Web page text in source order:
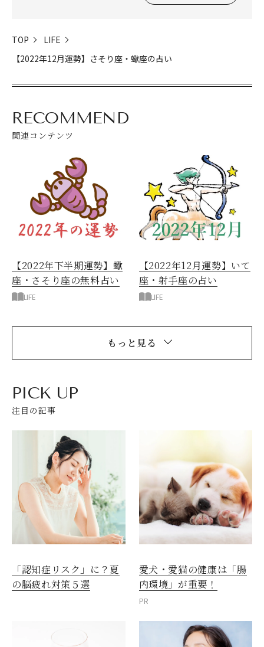
TOP
LIFE
【2022年12月運勢】さそり座・蠍座の占い
RECOMMEND
関連コンテンツ
【2022年下半期運勢】蠍
座・さそり座の無料占い
LIFE
【2022年12月運勢】いて
座・射手座の占い
LIFE
もっと見る
PICK UP
注目の記事
「認知症リスク」に？夏
の脳疲れ対策５選
愛犬・愛猫の健康は「腸
内環境」が重要！
PR